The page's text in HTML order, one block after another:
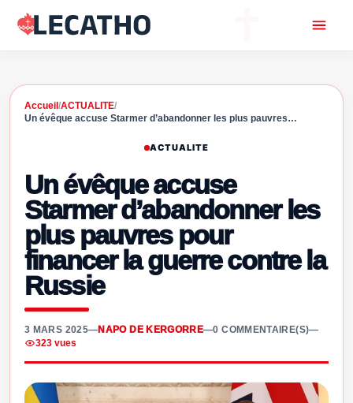
Accueil /ACTUALITE/
Un évêque accuse Starmer d’abandonner les plus pauvres…
ACTUALITE
Un évêque accuse
Starmer d’abandonner les
plus pauvres pour
financer la guerre contre la
Russie
3 MARS 2025—NAPO DE KERGORRE—0 COMMENTAIRE(S)—
323 vues